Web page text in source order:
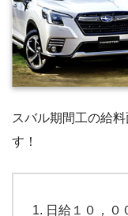
スバル期間工の給
す！
日給１０，０